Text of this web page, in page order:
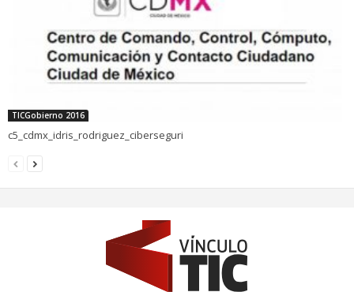
TICGobierno 2016
c5_cdmx_idris_rodriguez_ciberseguri